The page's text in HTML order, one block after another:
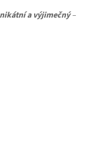
a výjimečný–